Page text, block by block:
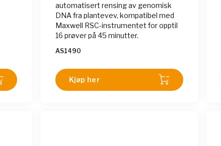
automatisert rensing av genomisk
DNA fra plantevev, kompatibel med
Maxwell RSC-instrumentet for opptil
16 prøver på 45 minutter.
AS1490
Kjøp her